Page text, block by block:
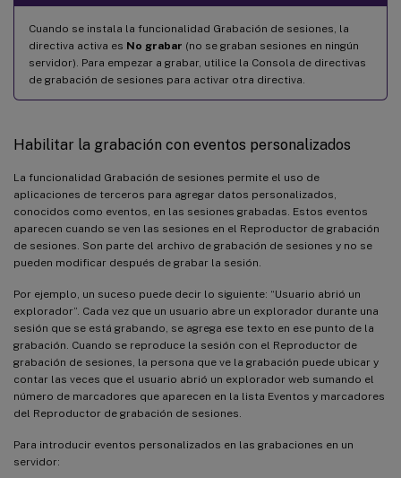
Cuando se instala la funcionalidad Grabación de sesiones, la
directiva activa es No grabar (no se graban sesiones en ningún
servidor). Para empezar a grabar, utilice la Consola de directivas
de grabación de sesiones para activar otra directiva.
Habilitar la grabación con eventos personalizados
La funcionalidad Grabación de sesiones permite el uso de
aplicaciones de terceros para agregar datos personalizados,
conocidos como eventos, en las sesiones grabadas. Estos eventos
aparecen cuando se ven las sesiones en el Reproductor de grabación
de sesiones. Son parte del archivo de grabación de sesiones y no se
pueden modificar después de grabar la sesión.
Por ejemplo, un suceso puede decir lo siguiente: “Usuario abrió un
explorador”. Cada vez que un usuario abre un explorador durante una
sesión que se está grabando, se agrega ese texto en ese punto de la
grabación. Cuando se reproduce la sesión con el Reproductor de
grabación de sesiones, la persona que ve la grabación puede ubicar y
contar las veces que el usuario abrió un explorador web sumando el
número de marcadores que aparecen en la lista Eventos y marcadores
del Reproductor de grabación de sesiones.
Para introducir eventos personalizados en las grabaciones en un
servidor: